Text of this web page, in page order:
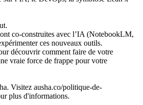
?
/ excellence opérationnelle /
agents du changement et managers qui
les lignes
en ont assez du "buzzword bingo" et